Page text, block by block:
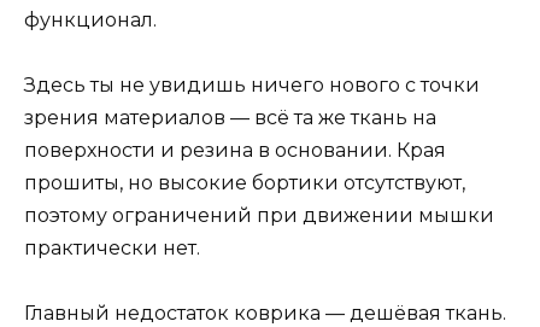
функционал.
Здесь ты не увидишь ничего нового с точки
зрения материалов — всё та же ткань на
поверхности и резина в основании. Края
прошиты, но высокие бортики отсутствуют,
поэтому ограничений при движении мышки
практически нет.
Главный недостаток коврика — дешёвая ткань.